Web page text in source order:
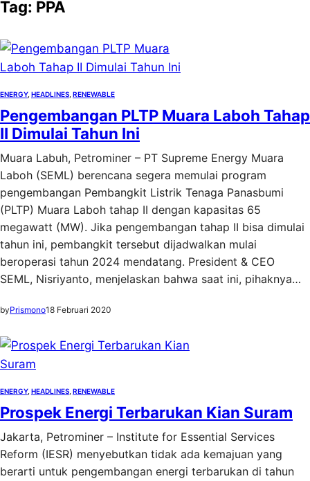
Tag: PPA
ENERGY, HEADLINES RENEWABLE
Pengembangan PLTP Muara Laboh Tahap
II Dimulai Tahun Ini
Muara Labuh, Petrominer – PT Supreme Energy Muara
Laboh (SEML) berencana segera memulai program
pengembangan Pembangkit Listrik Tenaga Panasbumi
(PLTP) Muara Laboh tahap II dengan kapasitas 65
megawatt (MW). Jika pengembangan tahap II bisa dimulai
tahun ini, pembangkit tersebut dijadwalkan mulai
beroperasi tahun 2024 mendatang. President & CEO
SEML, Nisriyanto, menjelaskan bahwa saat ini, pihaknya…
byPrismono18 Februari 2020
ENERGY, HEADLINES RENEWABLE
Prospek Energi Terbarukan Kian Suram
Jakarta, Petrominer – Institute for Essential Services
Reform (IESR) menyebutkan tidak ada kemajuan yang
berarti untuk pengembangan energi terbarukan di tahun